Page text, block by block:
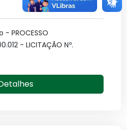
- PROCESSO
- LICITAÇÃO Nº.